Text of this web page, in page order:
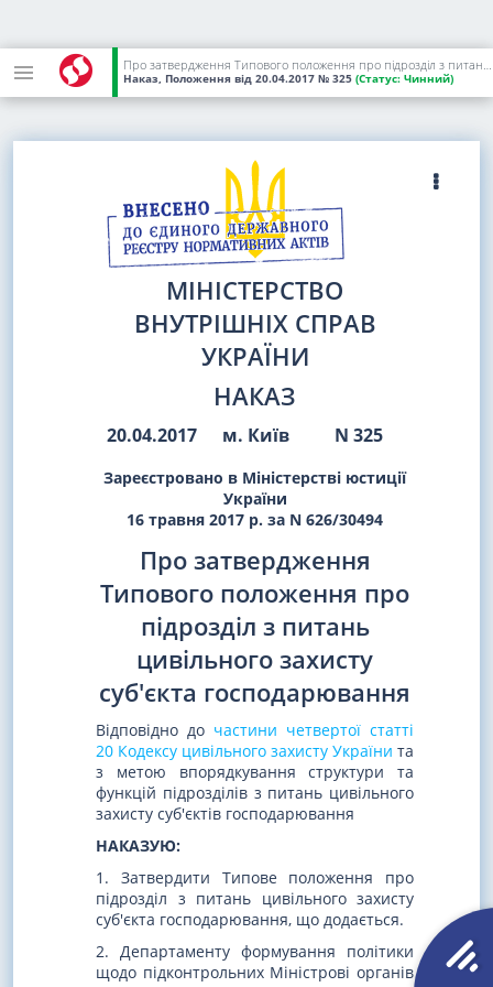
Про затвердження Типового положення про підрозділ з питань цивільного захисту суб'єкта господарювання
Наказ, Положення від 20.04.2017 № 325 (Статус: Чинний)
МІНІСТЕРСТВО
ВНУТРІШНІХ СПРАВ
УКРАЇНИ
НАКАЗ
20.04.2017 м. Київ N 325
Зареєстровано в Міністерстві юстиції
України
16 травня 2017 р. за N 626/30494
Про затвердження
Типового положення про
підрозділ з питань
цивільного захисту
суб'єкта господарювання
Відповідно до частини четвертої статті
20 Кодексу цивільного захисту України та
з метою впорядкування структури та
функцій підрозділів з питань цивільного
захисту суб'єктів господарювання
НАКАЗУЮ:
1. Затвердити Типове положення про
підрозділ з питань цивільного захисту
суб'єкта господарювання, що додається.
2. Департаменту формування політики
щодо підконтрольних Міністрові органів